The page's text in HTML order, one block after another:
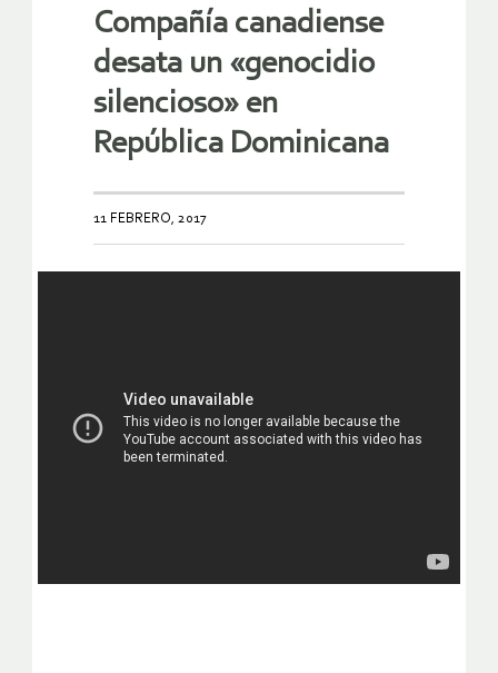
Compañía canadiense
desata un «genocidio
silencioso» en
República Dominicana
11 FEBRERO, 2017